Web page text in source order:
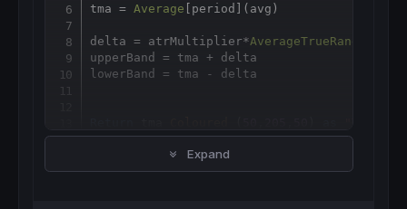
tma = Average period](avg)
delta = atrMultiplier*AverageTrueRange
upperBand = tma + delta
lowerBand = tma - delta
Expand